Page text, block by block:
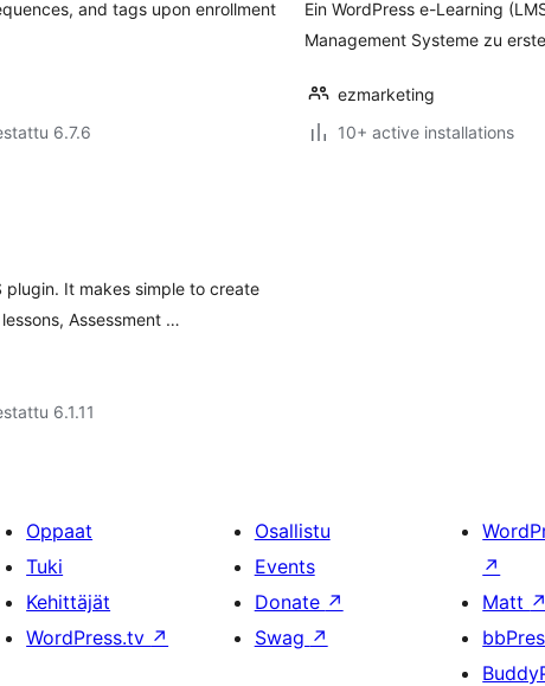
and tags upon enrollment
6.7.6
Ein WordPress e-Learning
Management Systeme zu
ezmarketing
10+ active installations
plugin. It makes simple to create
Assessment …
6.1.11
Oppaat
Tuki
Kehittäjät
WordPress.tv ↗
Osallistu
Events
Donate ↗
Swag ↗
↗
Matt ↗